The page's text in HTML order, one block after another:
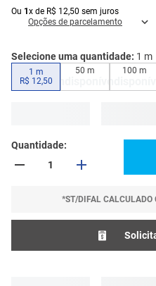
Ou 1 x de R$ 12,50 sem juros
Opções de parcelamento
Selecione uma quantidade: 1 m
1 m
R$ 12,50
50 m 100 m
Quantidade
*ST/DIFAL CALCULADO